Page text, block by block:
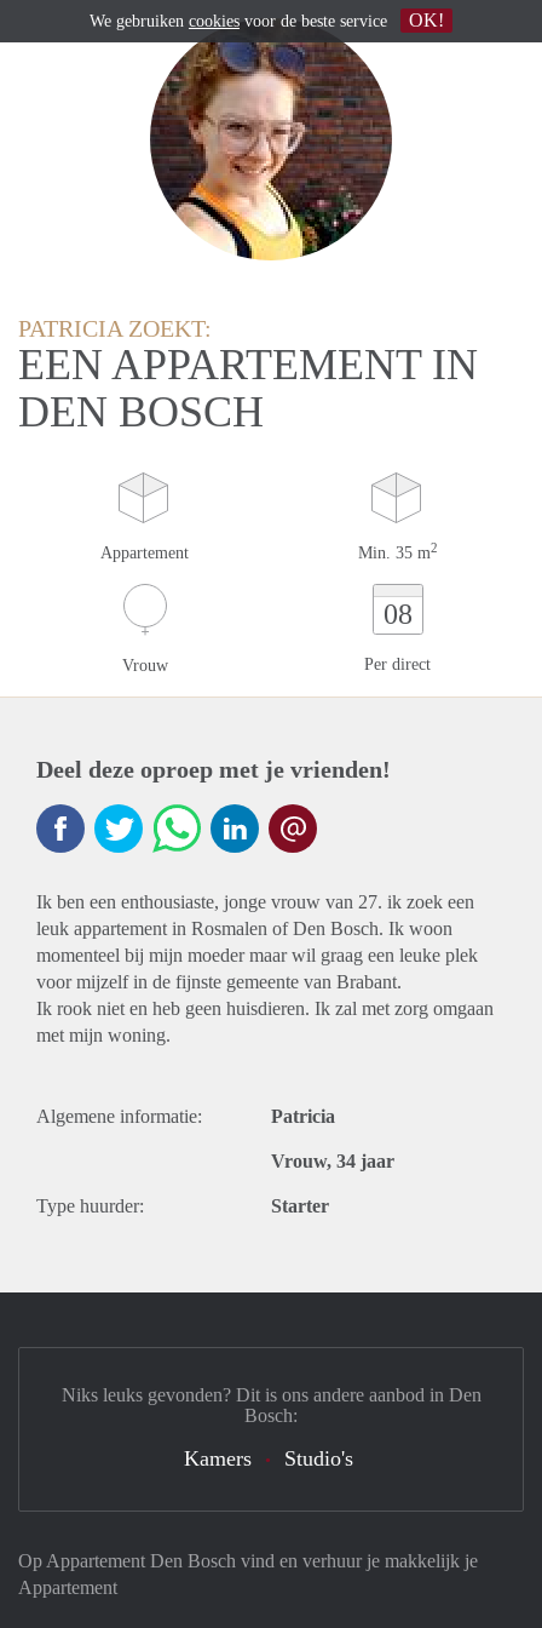
PATRICIA ZOEKT:
EEN APPARTEMENT IN
DEN BOSCH
Appartement Min. 35 m2
Vrouw
08
Per direct
Deel deze oproep met je vrienden!
Ik ben een enthousiaste, jonge vrouw van 27. ik zoek een
leuk appartement in Rosmalen of Den Bosch. Ik woon
momenteel bij mijn moeder maar wil graag een leuke plek
voor mijzelf in de fijnste gemeente van Brabant.
Ik rook niet en heb geen huisdieren. Ik zal met zorg omgaan
met mijn woning.
Algemene informatie: Patricia
Vrouw, 34 jaar
Type huurder: Starter
Op Appartement Den Bosch vind en verhuur je makkelijk je
Appartement
Niks leuks gevonden? Dit is ons andere aanbod in Den
Bosch:
Kamers Studio's
We gebruiken cookiesvoor de beste service OK!